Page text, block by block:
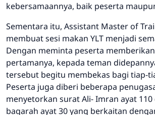
kebersamaannya, baik peserta
Sementara itu, Assistant Master of
membuat sesi makan YLT menjadi
Dengan meminta peserta
pertamanya, kepada teman
tersebut begitu membekas bagi tiap-
Peserta juga diberi beberapa
menyetorkan surat Ali- Imran ayat 110
baqarah ayat 30 yang berkaitan